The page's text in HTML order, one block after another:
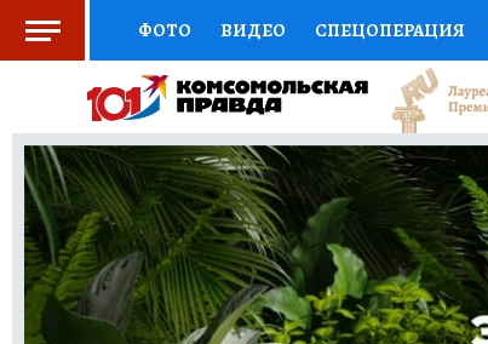
ФОТО ВИДЕО СПЕЦОПЕРАЦИЯ
СОЦПОДДЕРЖКА НАУКА СПОРТ
ВЫБОР ЭКСПЕРТОВ ДОКТОР
КНИЖНАЯ ПОЛКА ПРОГНОЗЫ НА
ПРЕСС-ЦЕНТР НЕДВИЖИМОСТЬ
РАДИО КП РЕКЛАМА ТЕСТЫ